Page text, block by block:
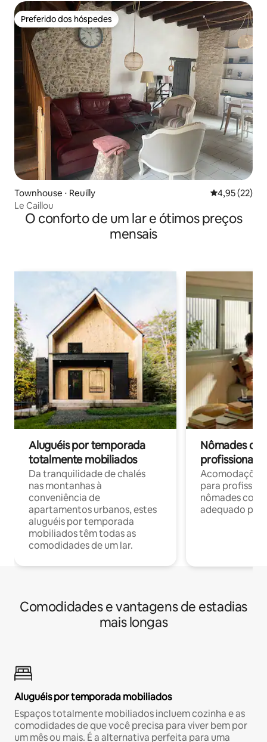
Preferido dos hóspedes
Preferido dos hóspedes
Townhouse ⋅ Reuilly 4,95 de uma
4,95 (22)
Le Caillou
O conforto de um lar e ótimos preços
mensais
Aluguéis por temporada
totalmente mobiliados
Da tranquilidade de chalés
nas montanhas à
conveniência de
apartamentos urbanos, estes
aluguéis por temporada
mobiliados têm todas as
comodidades de um lar.
Nômades
profissionais
para
nômades com
adequado
Comodidades e vantagens de estadias
mais longas
Aluguéis por temporada mobiliados
Espaços totalmente mobiliados incluem cozinha e as
comodidades de que você precisa para viver bem por
um mês ou mais. É a alternativa perfeita para uma